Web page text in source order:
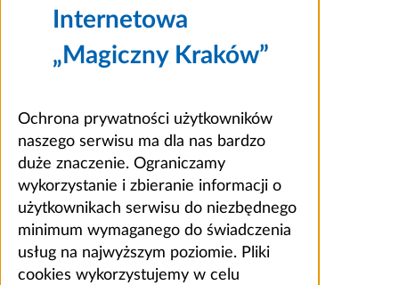
Internetowa
„Magiczny Kraków”
Ochrona prywatności użytkowników
naszego serwisu ma dla nas bardzo
duże znaczenie. Ograniczamy
wykorzystanie i zbieranie informacji o
użytkownikach serwisu do niezbędnego
minimum wymaganego do świadczenia
usług na najwyższym poziomie. Pliki
cookies wykorzystujemy w celu